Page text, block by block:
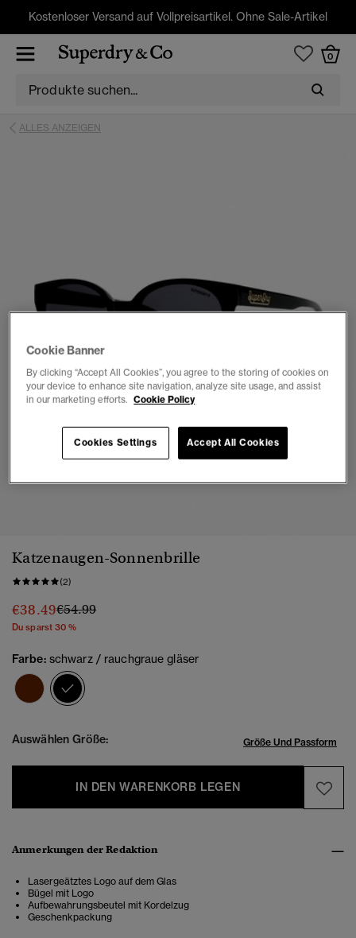
Kostenloser Versand auf Vollpreisartikel. Ohne Sale-Artikel
0
ALLES ANZEIGEN
Katzenaugen-Sonnenbrille
(2)
€38.49Preis wurde reduziert von
€54.99bis
Du sparst 30 %
Farbe: schwarz / rauchgraue gläser
Auswählen Größe: Größe Und Passform
IN DEN WARENKORB LEGEN
Anmerkungen der Redaktion
Lasergeätztes Logo auf dem Glas
Bügel mit Logo
Aufbewahrungsbeutel mit Kordelzug
Geschenkpackung
Cookie Banner
By clicking “Accept All Cookies”, you agree to the storing of cookies on
your device to enhance site navigation, analyze site usage, and assist
in our marketing efforts. Cookie Policy
Accept All Cookies
Cookies Settings